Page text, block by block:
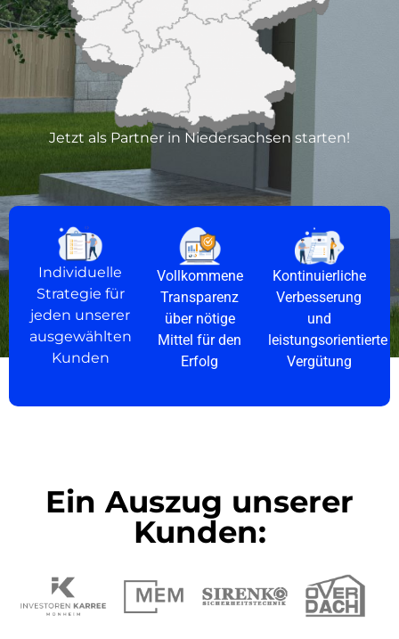
Jetzt als Partner in Niedersachsen starten!
Individuelle
Strategie für
jeden unserer
ausgewählten
Kunden
Vollkommene
Transparenz
über nötige
Mittel für den
Erfolg
Kontinuierliche
Verbesserung
und
leistungsorientierte
Vergütung
Ein Auszug unserer
Kunden: